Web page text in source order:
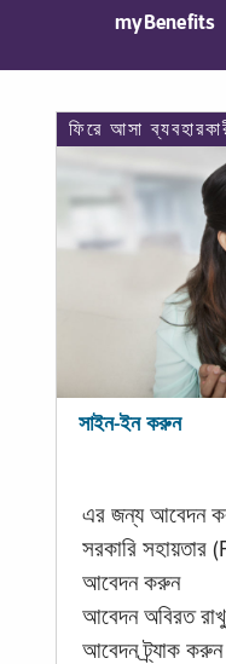
myBenefits
ফিরে আসা
সাইন-ইন করুন
এর জন্য আবেদন
সরকারি
আবেদন করুন
আবেদন অবিরত
আবেদন ট্র্যাক করুন